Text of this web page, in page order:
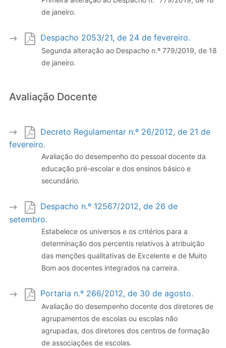
de janeiro.
Despacho 2053/21, de 24 de fevereiro.
Segunda alteração ao Despacho n.º 779/2019, de 18
de janeiro.
Avaliação Docente
Decreto Regulamentar n.º 26/2012, de 21 de
fevereiro.
Avaliação do desempenho do pessoal docente da
educação pré-escolar e dos ensinos básico e
secundário.
Despacho n.º 12567/2012, de 26 de
setembro.
Estabelece os universos e os critérios para a
determinação dos percentis relativos à atribuição
das menções qualitativas de Excelente e de Muito
Bom aos docentes integrados na carreira.
Portaria n.º 266/2012, de 30 de agosto.
Avaliação do desempenho docente dos diretores de
agrupamentos de escolas ou escolas não
agrupadas, dos diretores dos centros de formação
de associações de escolas.